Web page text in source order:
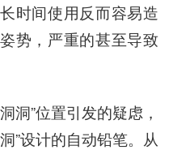
时间使用反而容易造
势，严重的甚至导致
洞”位置引发的疑虑，
”设计的自动铅笔。从